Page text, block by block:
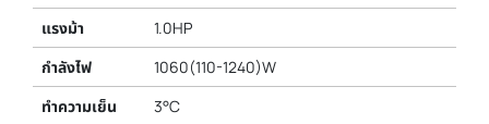
แรงม้า
1.0HP
กำลังไฟ
1060(110-1240)W
ทำความเย็น
3°C